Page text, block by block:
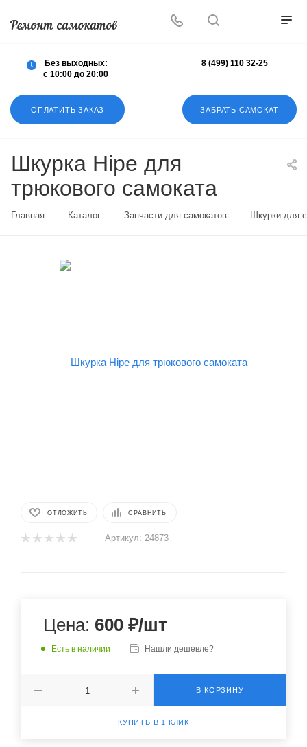
ОПЛАТИТЬ ЗАКАЗ ЗАБРАТЬ САМОКАТ
Без выходных:
с 10:00 до 20:00
8 (499) 110 32-25
Шкурка Hipe для
трюкового самоката
Главная — Каталог — Запчасти для самокатов — Шкурки для
ОТЛОЖИТЬ СРАВНИТЬ
Артикул: 24873
Цена: 600 ₽/шт
Есть в наличии Нашли дешевле?
В КОРЗИНУ
КУПИТЬ В 1 КЛИК